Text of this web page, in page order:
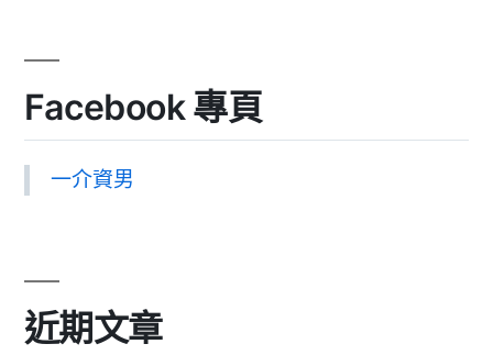
Facebook 專頁
一介資男
近期文章